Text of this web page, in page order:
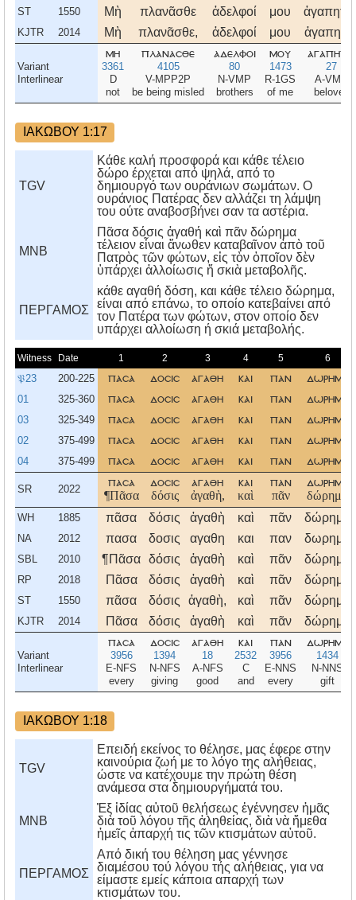
ST 1550 Μὴ πλανᾶσθε ἀδελφοί μου
KJTR 2014 Μὴ πλανᾶσθε, ἀδελφοί μου
Variant
Interlinear
μη
3361
D
not
πλανασθε
4105
V-MPP2P
be being misled
αδελφοι
80
N-VMP
brothers
μου
1473
R-1GS
of me
αγαπητοι
27
A-VMP
beloved
ΙΑΚΩΒΟΥ 1:17
TGV
Κάθε καλή προσφορά και κάθε τέλειο
δώρο έρχεται από ψηλά, από το
δημιουργό των ουράνιων σωμάτων. Ο
ουράνιος Πατέρας δεν αλλάζει τη λάμψη
του ούτε αναβοσβήνει σαν τα αστέρια.
MNB
Πᾶσα δόσις ἀγαθή καὶ πᾶν δώρημα
τέλειον εἶναι ἄνωθεν καταβαῖνον ἀπὸ τοῦ
Πατρὸς τῶν φώτων, εἰς τὸν ὁποῖον δὲν
ὑπάρχει ἀλλοίωσις ἤ σκιὰ μεταβολῆς.
ΠΕΡΓΑΜΟΣ
κάθε αγαθή δόση, και κάθε τέλειο δώρημα,
είναι από επάνω, το οποίο κατεβαίνει από
τον Πατέρα των φώτων, στον οποίο δεν
υπάρχει αλλοίωση ή σκιά μεταβολής.
Witness Date 1 2 3 4 5 6
𝔓23 200-225 πασα δοσισ αγαθη και παν δωρημα
01 325-360 πασα δοσισ αγαθη και παν δωρημα
03 325-349 πασα δοσισ αγαθη και παν δωρημα
02 375-499 πασα δοσισ αγαθη και παν δωρημα
04 375-499 πασα δοσισ αγαθη και παν δωρημα
SR 2022
πασα
¶Πᾶσα
δοσισ
δόσις
αγαθη
ἀγαθὴ,
και
καὶ
παν
πᾶν
δωρημα
δώρημα
WH 1885 πᾶσα δόσις ἀγαθὴ καὶ πᾶν δώρημα
NA 2012 πασα δοσις αγαθη και παν δωρημα
SBL 2010 ¶Πᾶσα δόσις ἀγαθὴ καὶ πᾶν δώρημα
RP 2018 Πᾶσα δόσις ἀγαθὴ καὶ πᾶν δώρημα
ST 1550 πᾶσα δόσις ἀγαθὴ, καὶ πᾶν δώρημα
KJTR 2014 Πᾶσα δόσις ἀγαθὴ καὶ πᾶν δώρημα
Variant
Interlinear
πασα
3956
E-NFS
every
δοσισ
1394
N-NFS
giving
αγαθη
18
A-NFS
good
και
2532
C
and
παν
3956
E-NNS
every
δωρημα
1434
N-NNS
gift
ΙΑΚΩΒΟΥ 1:18
TGV
Επειδή εκείνος το θέλησε, μας έφερε στην
καινούρια ζωή με το λόγο της αλήθειας,
ώστε να κατέχουμε την πρώτη θέση
ανάμεσα στα δημιουργήματά του.
MNB
Ἐξ ἰδίας αὑτοῦ θελήσεως ἐγέννησεν ἡμᾶς
διὰ τοῦ λόγου τῆς ἀληθείας, διὰ νὰ ἤμεθα
ἡμεῖς ἀπαρχή τις τῶν κτισμάτων αὐτοῦ.
ΠΕΡΓΑΜΟΣ
Aπό δική του θέληση μας γέννησε
διαμέσου τού λόγου τής αλήθειας, για να
είμαστε εμείς κάποια απαρχή των
κτισμάτων του.